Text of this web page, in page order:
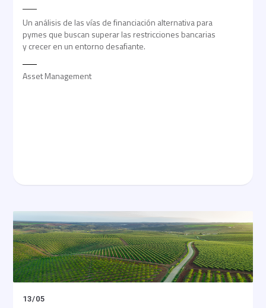
Un análisis de las vías de financiación alternativa para
pymes que buscan superar las restricciones bancarias
y crecer en un entorno desafiante.
Asset Management
13/05